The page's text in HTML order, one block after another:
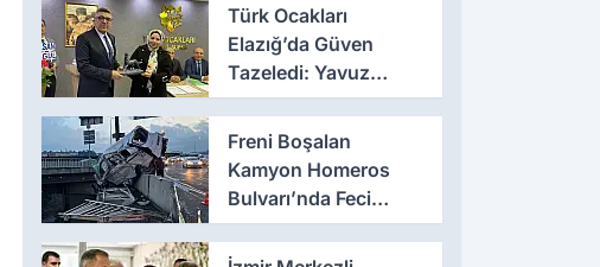
Türk Ocakları
Elazığ’da Güven
Tazeledi: Yavuz
Haykır Yeniden
Başkan
Freni Boşalan
Kamyon Homeros
Bulvarı’nda Feci
Kazaya Neden Oldu